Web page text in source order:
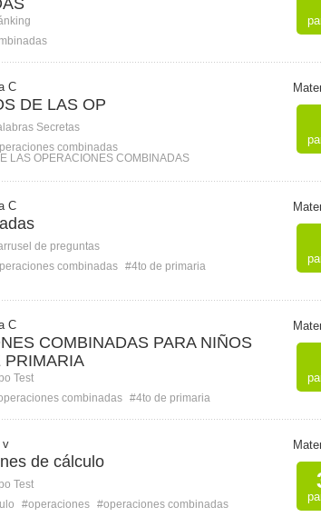
C
DE LAS OP
Secretas
combinadas
LAS OPERACIONES COMBINADAS
C
de preguntas
combinadas #4to de primaria
C
COMBINADAS PARA NIÑOS
PRIMARIA
Test
combinadas #4to de primaria
v
de cálculo
Test
#operaciones #operaciones combinadas